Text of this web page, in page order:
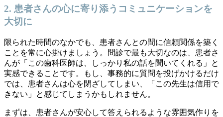
2. 患者さんの心に寄り添うコミュニケーションを
大切に
限られた時間のなかでも、患者さんとの間に信頼関係を築く
ことを常に心掛けましょう。問診で最も大切なのは、患者さ
んが「この歯科医師は、しっかり私の話を聞いてくれる」と
実感できることです。もし、事務的に質問を投げかけるだけ
では、患者さんは心を閉ざしてしまい、「この先生は信用で
きない」と感じてしまうかもしれません。
まずは、患者さんが安心して答えられるような雰囲気作りを